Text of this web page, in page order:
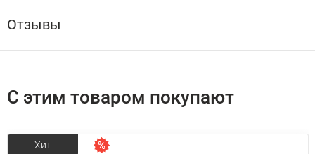
Отзывы
С этим товаром покупают
Хит